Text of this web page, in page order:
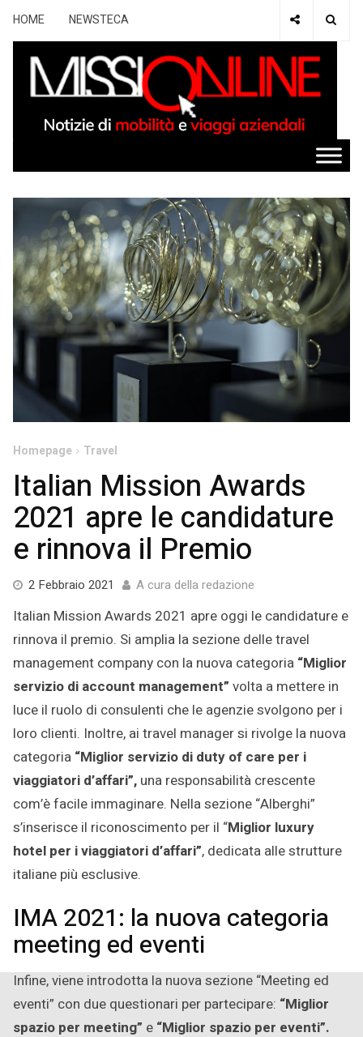
HOME NEWSTECA
Homepage Travel
Italian Mission Awards
2021 apre le candidature
e rinnova il Premio
2 Febbraio 2021
2021
A cura della redazione
Italian Mission Awards 2021 apre oggi le candidature e
rinnova il premio. Si amplia la sezione delle travel
management company con la nuova categoria “Miglior
servizio di account management” volta a mettere in
luce il ruolo di consulenti che le agenzie svolgono per i
loro clienti. Inoltre, ai travel manager si rivolge la nuova
categoria “Miglior servizio di duty of care per i
viaggiatori d’affari”, una responsabilità crescente
com’è facile immaginare. Nella sezione “Alberghi”
s’inserisce il riconoscimento per il “Miglior luxury
hotel per i viaggiatori d’affari”, dedicata alle strutture
italiane più esclusive.
IMA 2021: la nuova categoria
meeting ed eventi
Infine, viene introdotta la nuova sezione “Meeting ed
eventi” con due questionari per partecipare: “Miglior
spazio per meeting” e “Miglior spazio per eventi”.